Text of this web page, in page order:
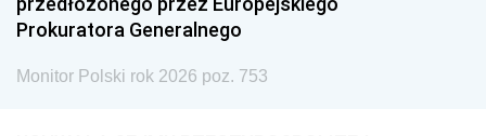
Prokuratora Generalnego
Monitor Polski rok 2026 poz. 753